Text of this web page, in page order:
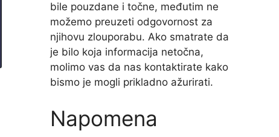
bile pouzdane i točne, međutim ne
možemo preuzeti odgovornost za
njihovu zlouporabu. Ako smatrate da
je bilo koja informacija netočna,
molimo vas da nas kontaktirate kako
bismo je mogli prikladno ažurirati.
Napomena